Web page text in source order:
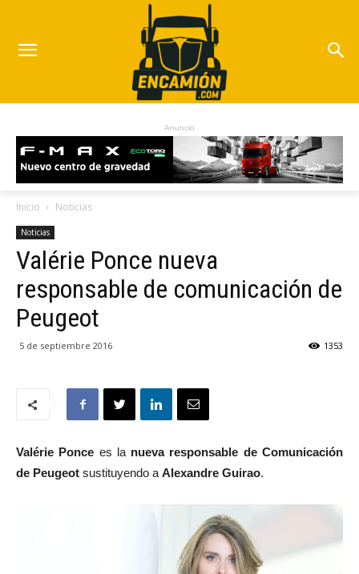
Anuncio
Inicio Noticias
Noticias
Valérie Ponce nueva
responsable de comunicación de
Peugeot
5 de septiembre 2016 1353
Valérie Ponce es la nueva responsable de Comunicación
de Peugeot sustituyendo a Alexandre Guirao.